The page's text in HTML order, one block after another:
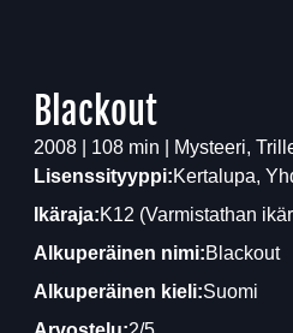
Blackout
2008 | 108 min | Mysteeri,
Lisenssityyppi:Kertalupa,
Ikäraja:K12 (Varmistathan
Alkuperäinen nimi:Blackout
Alkuperäinen kieli:Suomi